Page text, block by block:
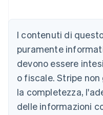
I contenuti di
puramente
devono essere
o fiscale. Stripe
la completezza,
delle informazioni
NederlandsFrançais
Brasile
Bulgaria
English
Canada
English Français
Cina continentale